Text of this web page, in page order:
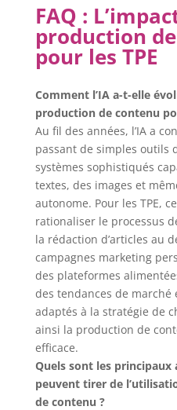
FAQ :
production
pour les TPE
Comment l’IA a-t-elle
production de contenu
Au fil des années, l’IA a
passant de simples outils
systèmes sophistiqués
textes, des images et
autonome. Pour les TPE,
rationaliser le processus
la rédaction d’articles au
campagnes marketing
des plateformes
des tendances de
adaptés à la stratégie de
ainsi la production de
efficace.
Quels sont les principaux
peuvent tirer de
de contenu ?